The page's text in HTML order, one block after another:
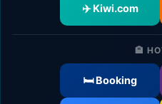
✈️ Kiwi.com
🏨
🛏️ Booking